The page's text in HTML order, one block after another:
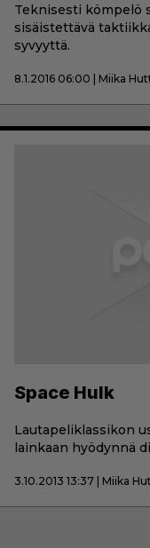
Teknisesti kömpelö
sisäistettävä
syvyyttä.
8.1.2016 06:00 | Miika
Space Hulk
Lautapeliklassikon
lainkaan hyödynnä
3.10.2013 13:37 | Miika